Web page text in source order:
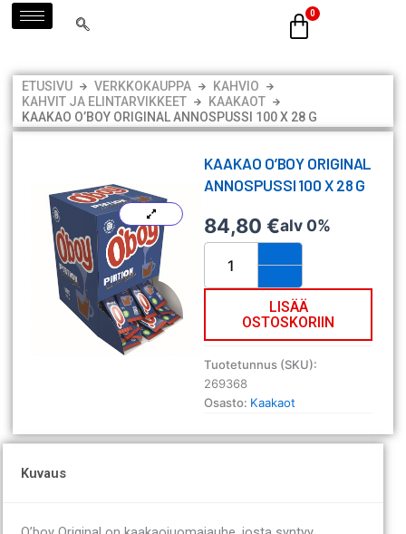
Siirry
sisältöön
ETUSIVU VERKKOKAUPPA
KAHVIO
KAHVIT JA ELINTARVIKKEET
KAAKAOT
KAAKAO O’BOY ORIGINAL ANNOSPUSSI 100 X 28 G
KAAKAO O’BOY ORIGINAL
ANNOSPUSSI 100 X 28 G
84,80€alv 0%
Kaakao
O'boy
Original
annospussi
x
28
g
määrä
LISÄÄ
OSTOSKORIIN
Tuotetunnus (SKU):
269368
Osasto: Kaakaot
Kuvaus